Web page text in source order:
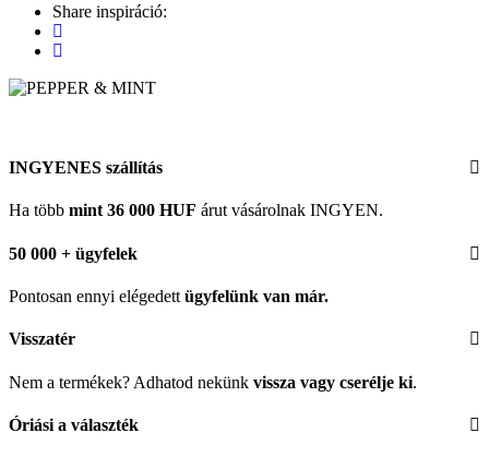
Share inspiráció:
INGYENES szállítás
Ha több mint 36 000 HUF árut vásárolnak INGYEN.
50 000 + ügyfelek
Pontosan ennyi elégedett ügyfelünk van már.
Visszatér
Nem a termékek? Adhatod nekünk vissza vagy cserélje ki.
Óriási a választék